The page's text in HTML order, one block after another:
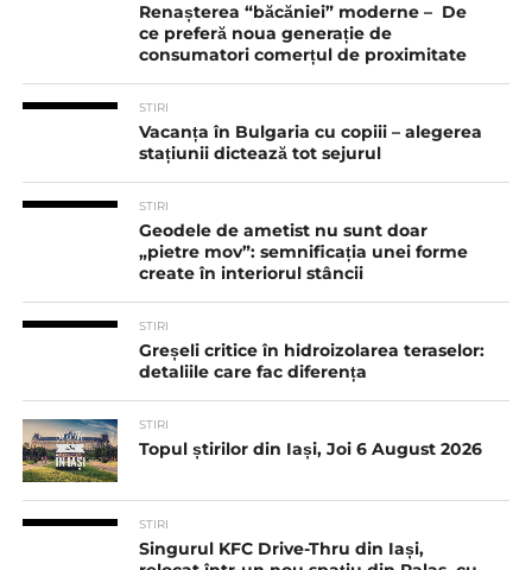
Renașterea “băcăniei” moderne – De
ce preferă noua generație de
consumatori comerțul de proximitate
STIRI
Vacanța în Bulgaria cu copiii – alegerea
stațiunii dictează tot sejurul
STIRI
Geodele de ametist nu sunt doar
„pietre mov”: semnificația unei forme
create în interiorul stâncii
STIRI
Greșeli critice în hidroizolarea teraselor:
detaliile care fac diferența
STIRI
Topul știrilor din Iași, Joi 6 August 2026
STIRI
Singurul KFC Drive-Thru din Iași,